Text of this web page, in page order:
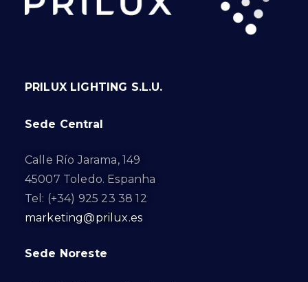
PRILUX LIGHTING S.L.U.
Sede Central
Calle Río Jarama, 149
45007 Toledo. Espanha
Tel: (+34) 925 23 38 12
marketing@prilux.es
Sede Noreste